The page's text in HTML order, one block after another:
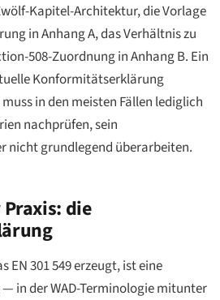
Kapitel-Architektur, die Vorlage
in Anhang A, das Verhältnis zu
508-Zuordnung in Anhang B. Ein
Konformitätserklärung
in den meisten Fällen lediglich
nachprüfen, sein
nicht grundlegend überarbeiten.
Praxis: die
EN 301 549 erzeugt, ist eine
— in der WAD-Terminologie mitunter